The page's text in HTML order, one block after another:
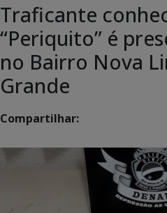
Traficante
“Periquito” é
no Bairro Nova
Grande
Compartilhar: